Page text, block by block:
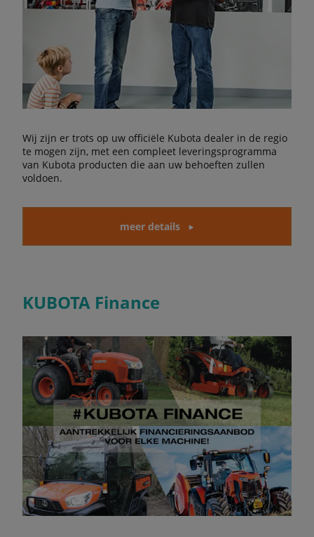
Wij zijn er trots op uw officiële Kubota dealer in de regio
te mogen zijn, met een compleet leveringsprogramma
van Kubota producten die aan uw behoeften zullen
voldoen.
meer details
KUBOTA Finance